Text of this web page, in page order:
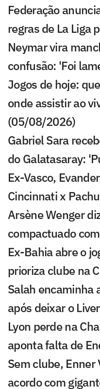
Federação
regras de La Liga
Neymar vira
confusão: 'Foi
Jogos de hoje:
onde assistir ao
(05/08/2026)
Gabriel Sara
do Galatasaray:
Ex-Vasco,
Cincinnati x
Arsène Wenger
compactuado
Ex-Bahia abre o
prioriza clube na
Salah encaminha
após deixar o
Lyon perde na
aponta falta de
Sem clube, Enner
acordo com